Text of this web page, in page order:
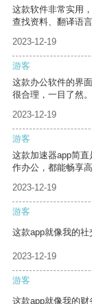
这款软件非常实用
查找资料、翻译语
2023-12-19
游客
这款办公软件的界
很合理，一目了然。
2023-12-19
游客
这款加速器app简
作办公，都能畅享
2023-12-19
游客
这款app就像我的社
2023-12-19
游客
这款app就像我的财